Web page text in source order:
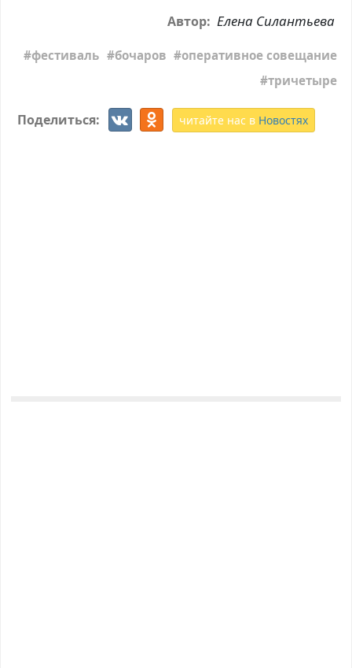
Автор: Елена Силантьева
фестиваль бочаров
оперативное совещание
тричетыре
Поделиться: читайте нас в Новостях